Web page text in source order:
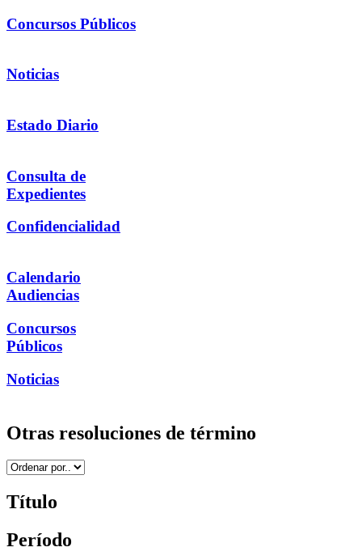
Concursos Públicos
Noticias
Estado Diario
Consulta de
Expedientes
Confidencialidad
Calendario
Audiencias
Concursos
Públicos
Noticias
Otras resoluciones de término
Título
Período